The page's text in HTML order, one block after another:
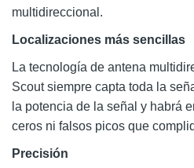
multidireccional.
Localizaciones más sencillas
La tecnología de antena
Scout siempre capta toda la
la potencia de la señal y habrá
ceros ni falsos picos que
Precisión